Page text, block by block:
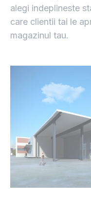
alegi indeplineste
care clientii tai le
magazinul tau.